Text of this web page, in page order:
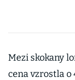
Mezi skokany
cena vzrostla o